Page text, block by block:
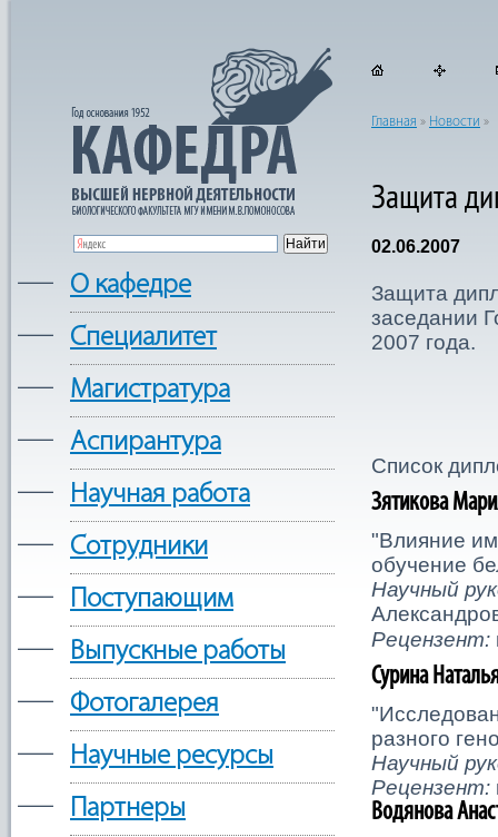
— О кафедре
— Cпециалитет
— Магистратура
— Аспирантура
— Научная работа
— Сотрудники
— Поступающим
— Выпускные работы
— Фотогалерея
— Научные ресурсы
— Партнеры
Главная » Новости »
Защита
02.06.2007
Защита
заседании
2007 года.
Cписок
Зятикова
"Влияние
обучение
Научный
Рецензент:
Сурина
разного
Научный
Рецензент:
Водянова